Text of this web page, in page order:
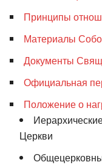
Принципы
Материалы
Документы
Официальная
Положение о
Церкви